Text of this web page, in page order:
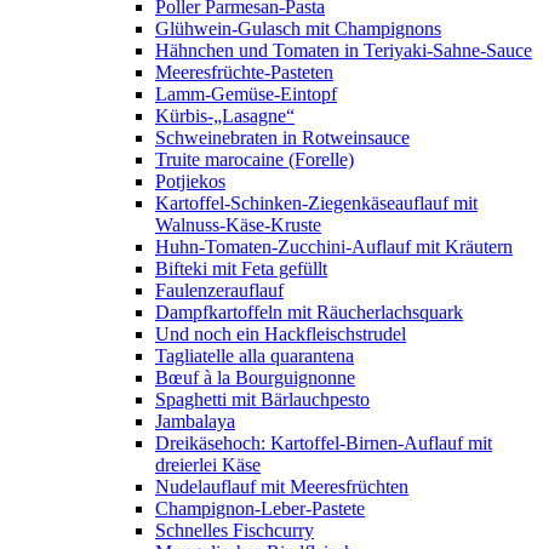
Poller Parmesan-Pasta
Glühwein-Gulasch mit Champignons
Hähnchen und Tomaten in Teriyaki-Sahne-Sauce
Meeresfrüchte-Pasteten
Lamm-Gemüse-Eintopf
Kürbis-„Lasagne“
Schweinebraten in Rotweinsauce
Truite marocaine (Forelle)
Potjiekos
Kartoffel-Schinken-Ziegenkäseauflauf mit
Walnuss-Käse-Kruste
Huhn-Tomaten-Zucchini-Auflauf mit Kräutern
Bifteki mit Feta gefüllt
Faulenzerauflauf
Dampfkartoffeln mit Räucherlachsquark
Und noch ein Hackfleischstrudel
Tagliatelle alla quarantena
Bœuf à la Bourguignonne
Spaghetti mit Bärlauchpesto
Jambalaya
Dreikäsehoch: Kartoffel-Birnen-Auflauf mit
dreierlei Käse
Nudelauflauf mit Meeresfrüchten
Champignon-Leber-Pastete
Schnelles Fischcurry